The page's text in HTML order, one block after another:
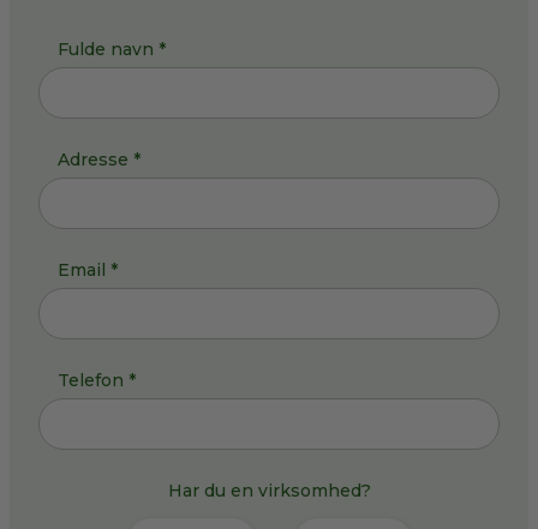
Fulde navn *
Adresse *
Email *
Telefon *
Har du en virksomhed?